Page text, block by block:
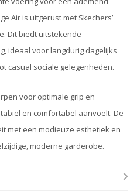
Air is uitgerust met Skechers’
Dit biedt uitstekende
ideaal voor langdurig dagelijks
casual sociale gelegenheden.
voor optimale grip en
en comfortabel aanvoelt. De
met een modieuze esthetiek en
moderne garderobe.